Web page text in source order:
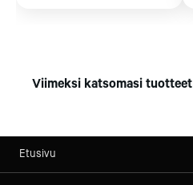
Viimeksi katsomasi tuotteet
Etusivu